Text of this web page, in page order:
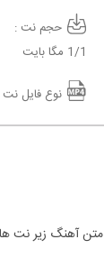
حجم نت :
1/1 مگا بایت
نوع فایل
آهنگ زیر نت